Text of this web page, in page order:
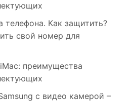
телефона. Как защитить?
свой номер для
преимущества
c видео камерой –